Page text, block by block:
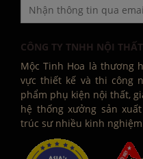
CÔNG TY TNHH NỘI
Mộc Tinh Hoa là thương
vực thiết kế và thi công
phẩm phụ kiện nội thất,
hệ thống xưởng sản
trúc sư nhiều kinh